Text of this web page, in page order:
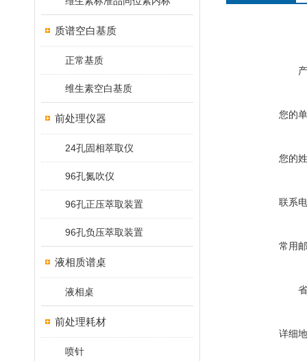
质谱空白基质
正常基质
维生素空白基质
前处理仪器
24孔固相萃取仪
96孔氮吹仪
96孔正压萃取装置
96孔负压萃取装置
液相质谱桌
液相桌
前处理耗材
喷针
您的
您的
联系
常用
详细